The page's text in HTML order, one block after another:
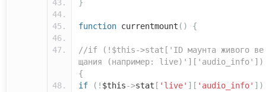
}
function currentmount () {
//if (!$this->stat['ID маунта живого ве
щания (например: live)']['audio_info'])
{
if
(! $this->stat [ 'live' ][ 'audio_info' ])